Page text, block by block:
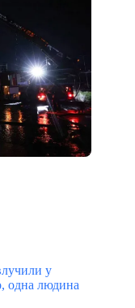
у
одна людина